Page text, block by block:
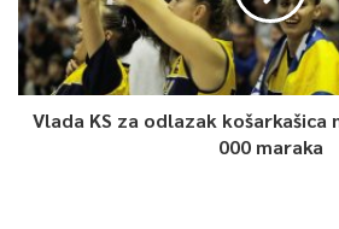
Vlada KS za odlazak košarkašica
000 maraka